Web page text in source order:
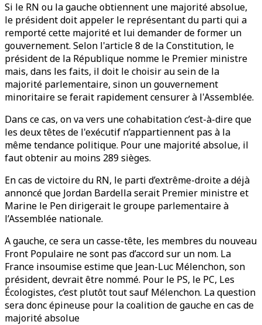
Si le RN ou la gauche obtiennent une majorité absolue,
le président doit appeler le représentant du parti qui a
remporté cette majorité et lui demander de former un
gouvernement. Selon l'article 8 de la Constitution, le
président de la République nomme le Premier ministre
mais, dans les faits, il doit le choisir au sein de la
majorité parlementaire, sinon un gouvernement
minoritaire se ferait rapidement censurer à l'Assemblée.
Dans ce cas, on va vers une cohabitation c’est-à-dire que
les deux têtes de l'exécutif n’appartiennent pas à la
même tendance politique. Pour une majorité absolue, il
faut obtenir au moins 289 sièges.
En cas de victoire du RN, le parti d’extrême-droite a déjà
annoncé que Jordan Bardella serait Premier ministre et
Marine le Pen dirigerait le groupe parlementaire à
l’Assemblée nationale.
A gauche, ce sera un casse-tête, les membres du nouveau
Front Populaire ne sont pas d’accord sur un nom. La
France insoumise estime que Jean-Luc Mélenchon, son
président, devrait être nommé. Pour le PS, le PC, Les
Écologistes, c’est plutôt tout sauf Mélenchon. La question
sera donc épineuse pour la coalition de gauche en cas de
majorité absolue